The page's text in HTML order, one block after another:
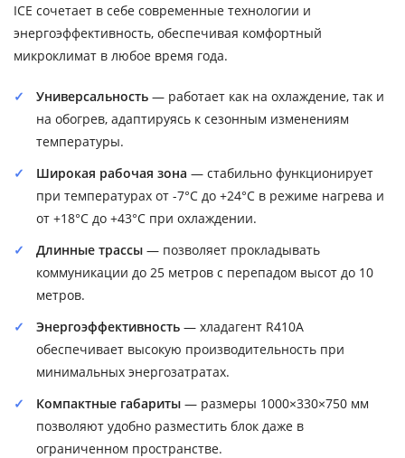
ICE сочетает в себе современные технологии и
энергоэффективность, обеспечивая комфортный
микроклимат в любое время года.
Универсальность — работает как на охлаждение, так и
на обогрев, адаптируясь к сезонным изменениям
температуры.
Широкая рабочая зона — стабильно функционирует
при температурах от -7°C до +24°C в режиме нагрева и
от +18°C до +43°C при охлаждении.
Длинные трассы — позволяет прокладывать
коммуникации до 25 метров с перепадом высот до 10
метров.
Энергоэффективность — хладагент R410A
обеспечивает высокую производительность при
минимальных энергозатратах.
Компактные габариты — размеры 1000×330×750 мм
позволяют удобно разместить блок даже в
ограниченном пространстве.